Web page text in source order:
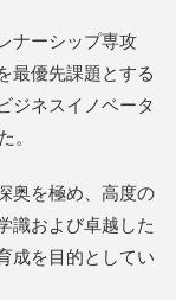
ナーシップ専攻
最優先課題とする
ジネスイノベータ
。
奥を極め、高度の
識および卓越した
成を目的としてい